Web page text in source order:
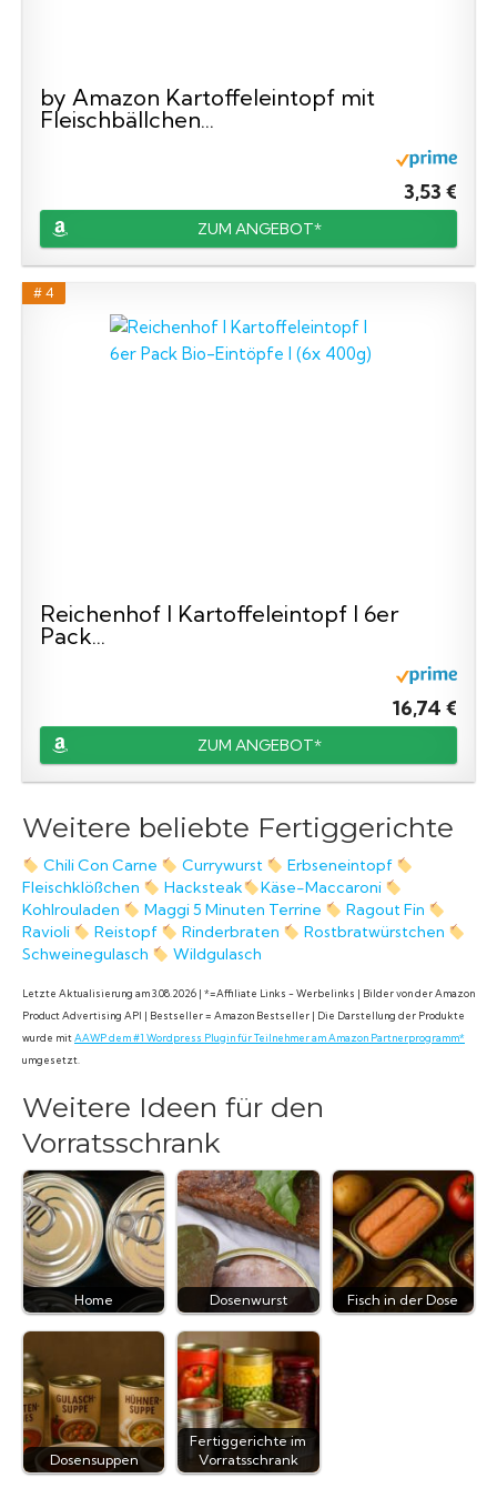
by Amazon Kartoffeleintopf mit
Fleischbällchen...
3,53 €
ZUM ANGEBOT*
# 4
Reichenhof I Kartoffeleintopf I 6er
Pack...
16,74 €
ZUM ANGEBOT*
Weitere beliebte Fertiggerichte
Chili Con Carne Currywurst
Erbseneintopf
Fleischklößchen
Hacksteak
Käse-Maccaroni
Kohlrouladen
Maggi 5 Minuten Terrine
Ragout Fin
Ravioli
Reistopf Rinderbraten
Rostbratwürstchen
Schweinegulasch
Wildgulasch
Letzte Aktualisierung am 3.08.2026 | *=Affiliate Links - Werbelinks | Bilder von der Amazon
Product Advertising API | Bestseller = Amazon Bestseller | Die Darstellung der Produkte
wurde mitAAWP dem #1 Wordpress Plugin für Teilnehmer am Amazon Partnerprogramm*
umgesetzt.
Weitere Ideen für den
Vorratsschrank
Home Dosenwurst Fisch in der Dose
Dosensuppen
Fertiggerichte im
Vorratsschrank